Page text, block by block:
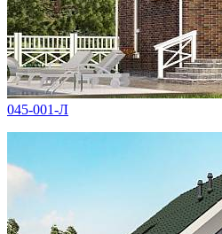
045-001-Л